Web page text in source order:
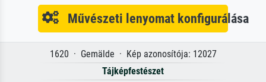
Művészeti lenyomat konfigurálása
1620 · Gemälde · Kép azonosítója: 12027
Tájképfestészet